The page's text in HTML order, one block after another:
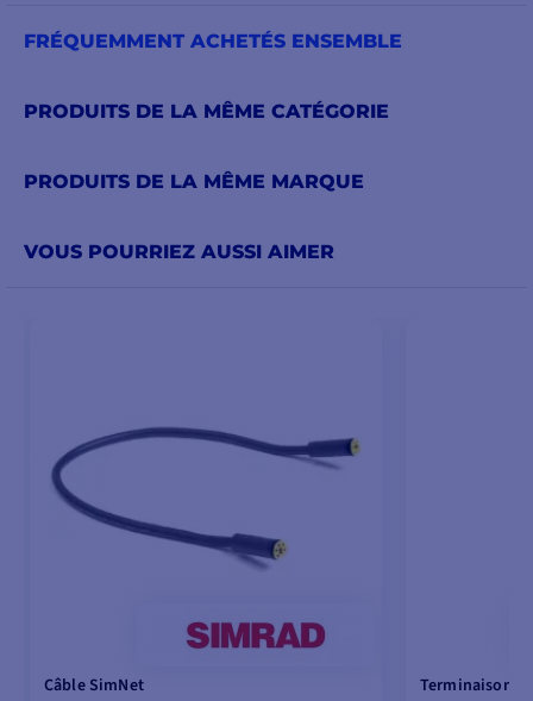
FRÉQUEMMENT ACHETÉS ENSEMBLE
PRODUITS DE LA MÊME CATÉGORIE
PRODUITS DE LA MÊME MARQUE
VOUS POURRIEZ AUSSI AIMER
Câble SimNet Terminaison